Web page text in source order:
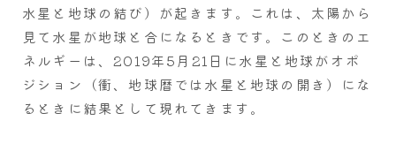
水星と地球の結び）が起きます。これは、太陽から
見て水星が地球と合になるときです。このときのエ
ネルギーは、2019年5月21日に水星と地球がオポ
ジション（衝、地球暦では水星と地球の開き）にな
るときに結果として現れてきます。